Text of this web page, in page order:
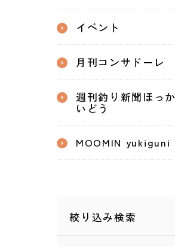
イベント
月刊コンサドーレ
週刊釣り新聞ほっか
いどう
MOOMIN yukiguni
絞り込み検索